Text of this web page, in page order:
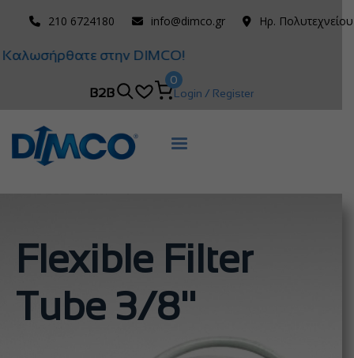
210 6724180 info@dimco.gr Ηρ.
Καλωσήρθατε στην DIMCO!
B2B
0
Login / Register
Flexible Filter
Tube 3/8''